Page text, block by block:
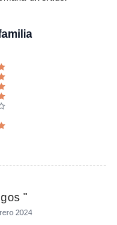
"
2024